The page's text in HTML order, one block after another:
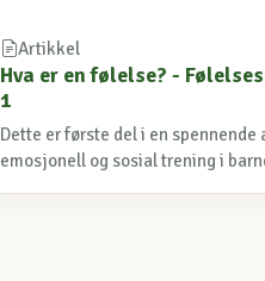
Artikkel
Hva er en følelse? -
1
Dette er første del i en spennende
emosjonell og sosial trening i